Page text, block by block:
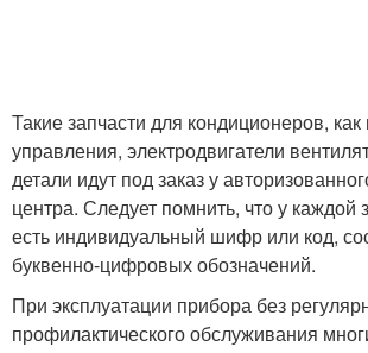
Такие запчасти для кондиционеров,
управления, электродвигатели
детали идут под заказ у
центра. Следует помнить, что у каждой
есть индивидуальный шифр или код,
буквенно-цифровых обозначений.
При эксплуатации прибора без
профилактического обслуживания